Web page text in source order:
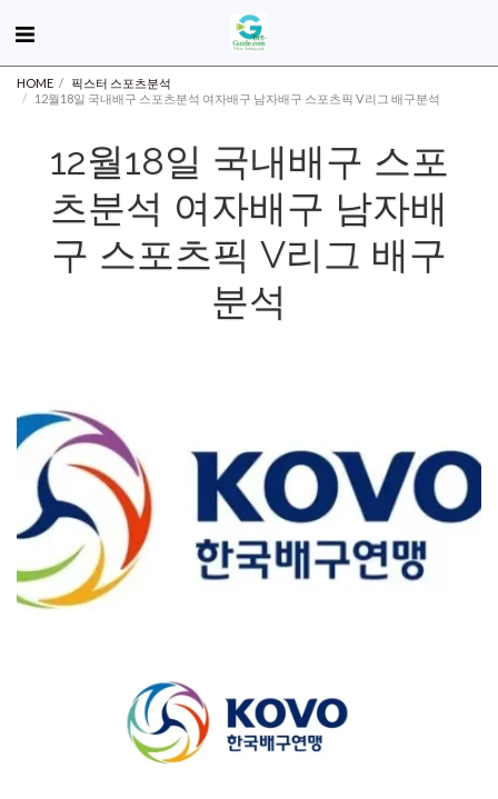
HOME
픽스터 스포츠분석
12월18일 국내배구 스포츠분석 여자배구 남자배구 스포츠픽 V리그 배구분석
12월18일 국내배구 스포
츠분석 여자배구 남자배
구 스포츠픽 V리그 배구
분석